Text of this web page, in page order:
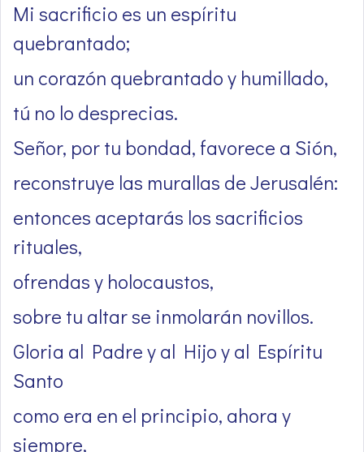
Mi sacrificio es un espíritu
quebrantado;
un corazón quebrantado y humillado,
tú no lo desprecias.
Señor, por tu bondad, favorece a Sión,
reconstruye las murallas de Jerusalén:
entonces aceptarás los sacrificios
rituales,
ofrendas y holocaustos,
sobre tu altar se inmolarán novillos.
Gloria al Padre y al Hijo y al Espíritu
Santo
como era en el principio, ahora y
siempre,